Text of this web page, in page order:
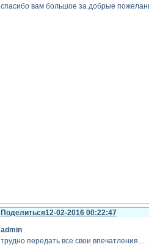
спасибо вам большое за добрые
Поделиться12-02-2016 00:22:47
admin
трудно передать все свои впечатления…